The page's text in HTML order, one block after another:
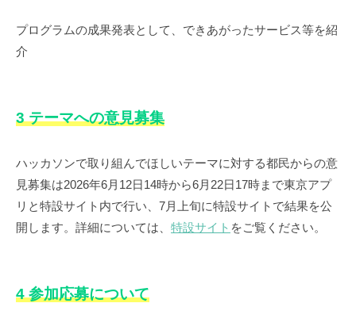
プログラムの成果発表として、できあがったサービス等を紹
介
3 テーマへの意見募集
ハッカソンで取り組んでほしいテーマに対する都民からの意
見募集は2026年6月12日14時から6月22日17時まで東京アプ
リと特設サイト内で行い、7月上旬に特設サイトで結果を公
開します。詳細については、 特設サイト をご覧ください。
4 参加応募について